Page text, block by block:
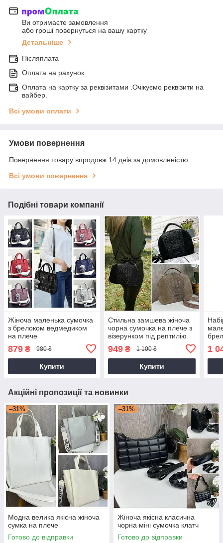
Ви отримаєте замовлення
або гроші повернуться на вашу картку
Детальніше
Післяплата
Оплата на рахунок
Оплата на картку за реквізитами .Очікуємо реквізити на
вайбер.
Всі умови оплати
Умови повернення
Повернення товару впродовж 14 днів за домовленістю
Всі умови повернення
Подібні товари компанії
Жіноча маленька сумочка
з брелоком ведмедиком
на плече
879 ₴ 980 ₴
Купити
Стильна замшева жіноча
чорна сумочка на плече з
візерунком під рептилію
949₴ 1 100 ₴
Купити
1
Акційні пропозиції та новинки
–31%
Модна велика якісна жіноча
сумка на плече
Готово до відправки
–31%
Жіноча якісна класична
чорна міні сумочка клатч
Готово до відправки